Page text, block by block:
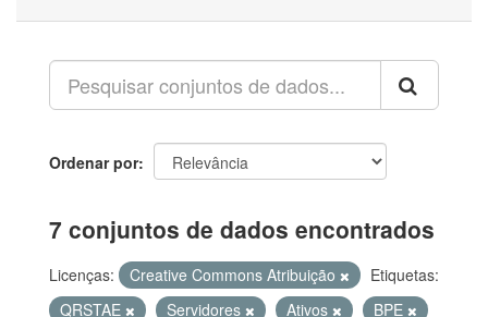
Ordenar por
7 conjuntos de dados encontrados
Licenças: Creative Commons Atribuição
Etiquetas:
QRSTAE
Servidores Ativos
BPE